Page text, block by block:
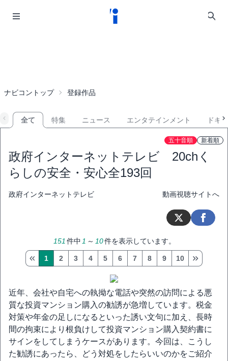
ナビコントップ 登録作品
全て 特集 ニュース エンタテインメント ドキ
五十音順 新着順
政府インターネットテレビ 20chく
らしの安全・安心全193回
政府インターネットテレビ 動画視聴サイトへ
151 件中 1 ～ 10件を表示しています。
1 2 3 4 5 6 7 8 9 10
近年、会社や自宅への執拗な電話や突然の訪問による悪
質な投資マンション購入の勧誘が急増しています。税金
対策や年金の足しになるといった誘い文句に加え、長時
間の拘束により根負けして投資マンション購入契約書に
サインをしてしまうケースがあります。今回は、こうし
た勧誘にあったら、どう対処をしたらいいのかをご紹介